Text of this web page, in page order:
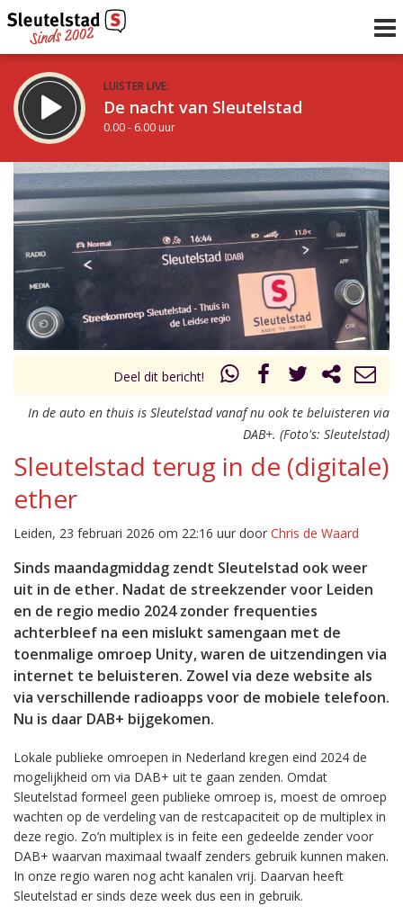
LUISTER LIVE:
De nacht van Sleutelstad
0.00 - 6.00 uur
STRAKS:
De ochtend van Sleutelstad
6.00 - 12.00 uur
Vorig uur
uur 1 van 0 Volgend uur
Deel dit bericht!
In de auto en thuis is Sleutelstad vanaf nu ook te beluisteren via
DAB+. (Foto's: Sleutelstad)
Sleutelstad terug in de (digitale)
ether
Leiden, 23 februari 2026 om 22:16 uur door Chris de Waard
Sinds maandagmiddag zendt Sleutelstad ook weer
uit in de ether. Nadat de streekzender voor Leiden
en de regio medio 2024 zonder frequenties
achterbleef na een mislukt samengaan met de
toenmalige omroep Unity, waren de uitzendingen via
internet te beluisteren. Zowel via deze website als
via verschillende radioapps voor de mobiele telefoon.
Nu is daar DAB+ bijgekomen.
Lokale publieke omroepen in Nederland kregen eind 2024 de
mogelijkheid om via DAB+ uit te gaan zenden. Omdat
Sleutelstad formeel geen publieke omroep is, moest de omroep
wachten op de verdeling van de restcapaciteit op de multiplex in
deze regio. Zo’n multiplex is in feite een gedeelde zender voor
DAB+ waarvan maximaal twaalf zenders gebruik kunnen maken.
In onze regio waren nog acht kanalen vrij. Daarvan heeft
Sleutelstad er sinds deze week dus een in gebruik.